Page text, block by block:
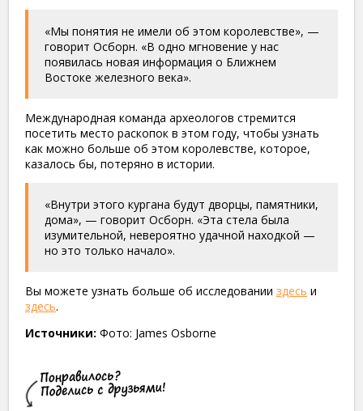
«Мы понятия не имели об этом королевстве», —
говорит Осборн. «В одно мгновение у нас
появилась новая информация о Ближнем
Востоке железного века».
Международная команда археологов стремится
посетить место раскопок в этом году, чтобы узнать
как можно больше об этом королевстве, которое,
казалось бы, потеряно в истории.
«Внутри этого кургана будут дворцы, памятники,
дома», — говорит Осборн. «Эта стела была
изумительной, невероятно удачной находкой —
но это только начало».
Вы можете узнать больше об исследовании здесь и
здесь.
Источники: Фото: James Osborne